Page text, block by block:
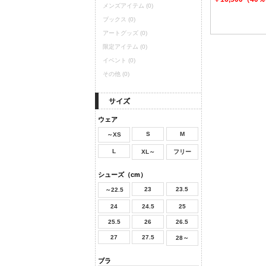
メンズアイテム (0)
ブックス (0)
アートグッズ (0)
限定アイテム (0)
イベント (0)
その他 (0)
ウェア
～XS S M
L XL～ フリー
シューズ（cm）
～22.5 23 23.5
24 24.5 25
25.5 26 26.5
27 27.5 28～
ブラ